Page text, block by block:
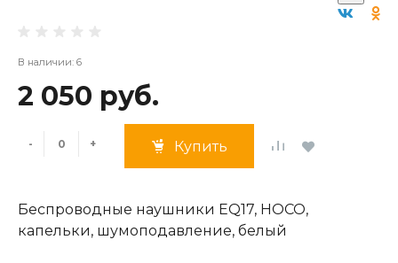
В наличии: 6
2 050 руб.
- + Купить
Беспроводные наушники EQ17, HOCO,
капельки, шумоподавление, белый